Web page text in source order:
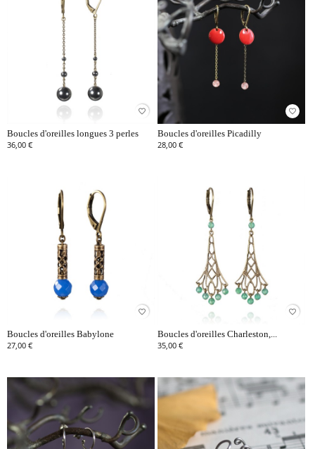
favorite_border
Boucles d'oreilles longues 3 perles
36,00 €
favorite_border
Boucles d'oreilles Picadilly
28,00 €
favorite_border
Boucles d'oreilles Babylone
27,00 €
favorite_border
Boucles d'oreilles Charleston,...
35,00 €